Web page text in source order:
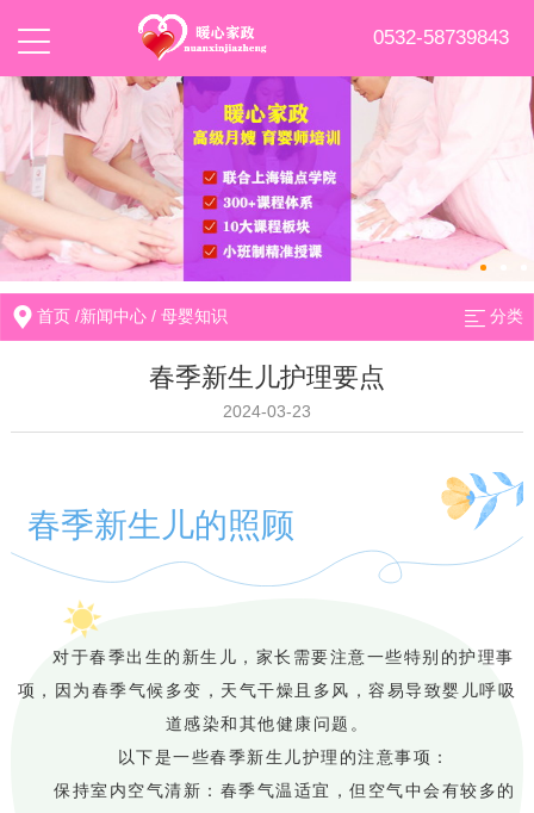
0532-58739843
首页 /新闻中心 /母婴知识 分类
春季新生儿护理要点
2024-03-23
春季新生儿的照顾
对于春季出生的新生儿，家长需要注意一些特别的护理事
项，因为春季气候多变，天气干燥且多风，容易导致婴儿呼吸
道感染和其他健康问题。
以下是一些春季新生儿护理的注意事项：
保持室内空气清新：春季气温适宜，但空气中会有较多的